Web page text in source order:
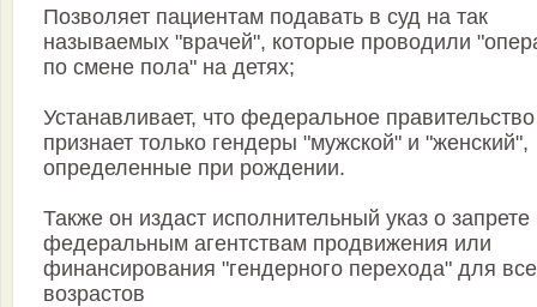
Позволяет пациентам подавать в суд на так
называемых "врачей", которые проводили
по смене пола" на детях;
Устанавливает, что федеральное правительство
признает только гендеры "мужской" и "женский",
определенные при рождении.
Также он издаст исполнительный указ о запрете
федеральным агентствам продвижения или
финансирования "гендерного перехода" для
возрастов